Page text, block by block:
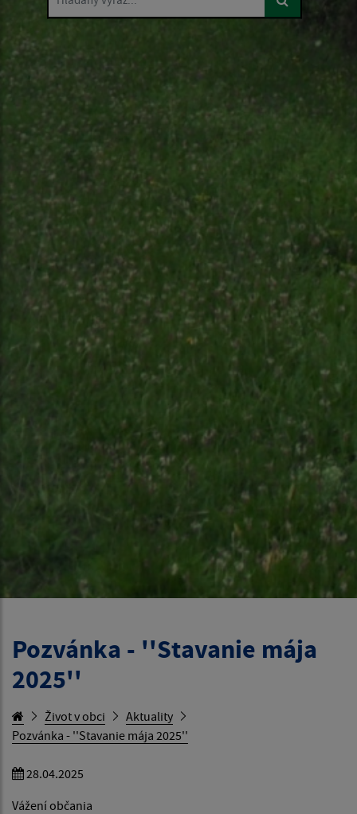
Pozvánka - ''Stavanie mája
2025''
Život v obci
Aktuality
Pozvánka - ''Stavanie mája 2025''
28.04.2025
Vážení občania